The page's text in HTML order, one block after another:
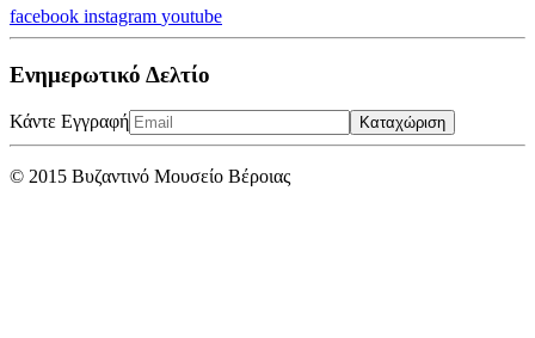
facebook instagram youtube
Ενημερωτικό Δελτίο
Κάντε Εγγραφή Καταχώριση
© 2015 Βυζαντινό Μουσείο Βέροιας